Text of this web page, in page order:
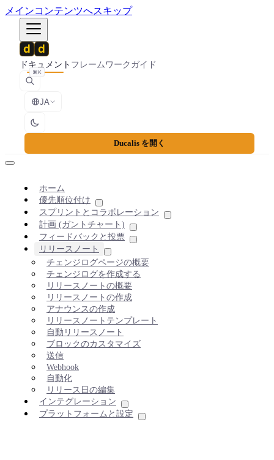
メインコンテンツへスキップ
ドキュメント フレームワークガイド
⌘K
JA
Ducalis を開く
ホーム
優先順位付け
スプリントとコラボレーション
計画 (ガントチャート)
フィードバックと投票
リリースノート
チェンジログページの概要
チェンジログを作成する
リリースノートの概要
リリースノートの作成
アナウンスの作成
リリースノートテンプレート
自動リリースノート
ブロックのカスタマイズ
送信
Webhook
自動化
リリース日の編集
インテグレーション
プラットフォームと設定